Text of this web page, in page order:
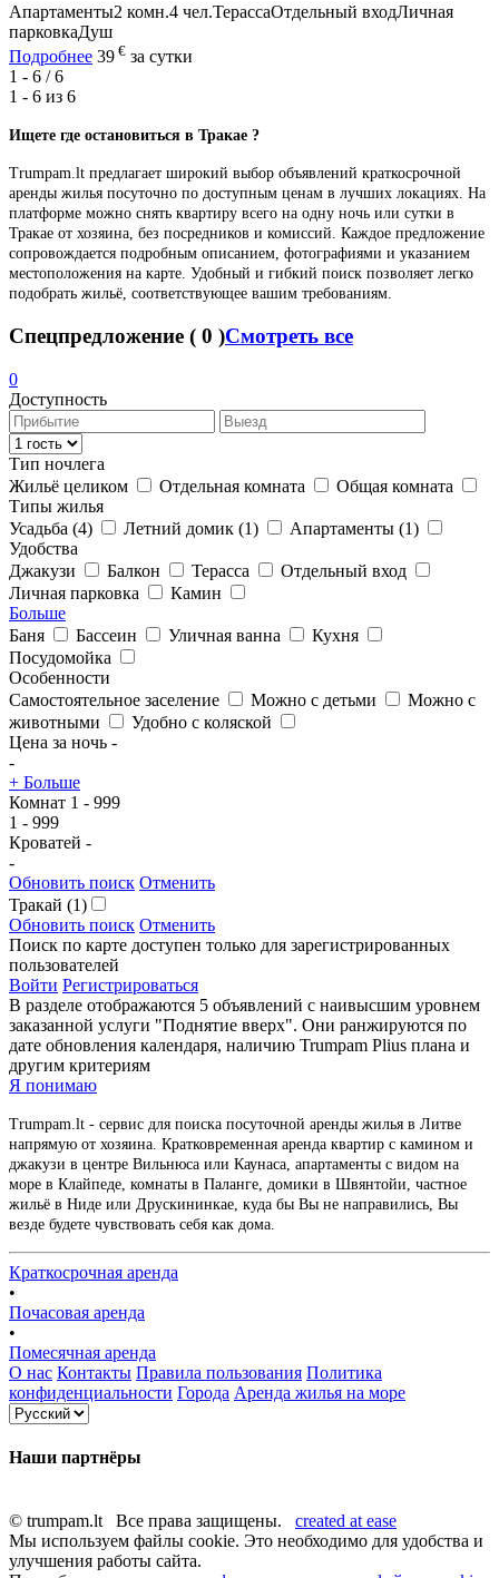
Апартаменты2 комн.4 чел.ТерассаОтдельный входЛичная
парковкаДуш
Подробнее 39 € за сутки
1 - 6 / 6
1 - 6 из 6
Ищете где остановиться в Тракае ?
Trumpam.lt предлагает широкий выбор объявлений краткосрочной
аренды жилья посуточно по доступным ценам в лучших локациях. На
платформе можно снять квартиру всего на одну ночь или сутки в
Тракае от хозяина, без посредников и комиссий. Каждое предложение
сопровождается подробным описанием, фотографиями и указанием
местоположения на карте. Удобный и гибкий поиск позволяет легко
подобрать жильё, соответствующее вашим требованиям.
Спецпредложение ( 0 )Смотреть все
0
Доступность
Тип ночлега
Жильё целиком
Отдельная комната
Общая комната
Типы жилья
Усадьба (4) Летний домик (1) Апартаменты (1)
Удобства
Джакузи
Балкон Терасса
Отдельный вход
Личная парковка
Камин
Больше
Баня
Бассеин Уличная ванна
Кухня
Посудомойка
Особенности
Самостоятельное заселение
Можно с детьми
Можно с
животными
Удобно с коляской
Цена за ночь -
-
+ Больше
Комнат 1 - 999
1 - 999
Кроватей -
-
Обновить поиск Отменить
Тракай (1)
Обновить поиск Отменить
Поиск по карте доступен только для зарегистрированных
пользователей
Войти Регистрироваться
В разделе отображаются 5 объявлений с наивысшим уровнем
заказанной услуги "Поднятие вверх". Они ранжируются по
дате обновления календаря, наличию Trumpam Plius плана и
другим критериям
Я понимаю
Trumpam.lt - сервис для поиска посуточной аренды жилья в Литве
напрямую от хозяина. Кратковременная аренда квартир с камином и
джакузи в центре Вильнюса или Каунаса, апартаменты с видом на
море в Клайпеде, комнаты в Паланге, домики в Швянтойи, частное
жильё в Ниде или Друскининкае, куда бы Вы не направились, Вы
везде будете чувствовать себя как дома.
Краткосрочная аренда
•
Почасовая аренда
•
Помесячная аренда
О нас Контакты Правила пользования Политика
конфиденциальности Города Аренда жилья на море
Наши партнёры
© trumpam.lt Все права защищены. created at ease
Мы используем файлы cookie. Это необходимо для удобства и
улучшения работы сайта.